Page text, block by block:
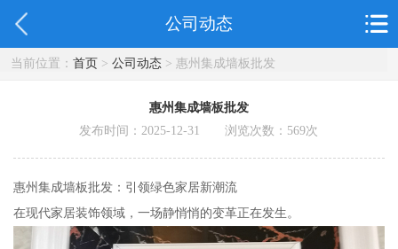
公司动态
当前位置： 首页> 公司动态> 惠州集成墙板批发
惠州集成墙板批发
发布时间：2025-12-31 浏览次数： 569次
惠州集成墙板批发：引领绿色家居新潮流
在现代家居装饰领域，一场静悄悄的变革正在发生。